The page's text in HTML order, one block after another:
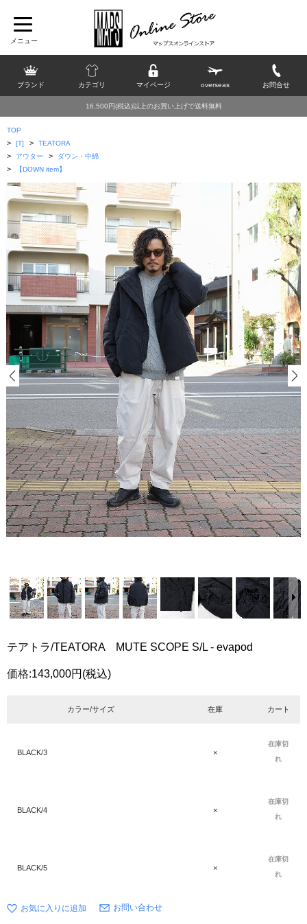
ブランド カテゴリ マイページ overseas お問合せ
16,500円(税込)以上のお買い上げで送料無料
TOP
> [T] > TEATORA
> アウター > ダウン・中綿
> 【DOWN item】
テアトラ/TEATORA MUTE SCOPE S/L - evapod
価格:143,000円 (税込)
カラー/サイズ 在庫 カート
BLACK/3 ×
在庫切
れ
BLACK/4 ×
在庫切
れ
BLACK/5 ×
在庫切
れ
お問い合わせ